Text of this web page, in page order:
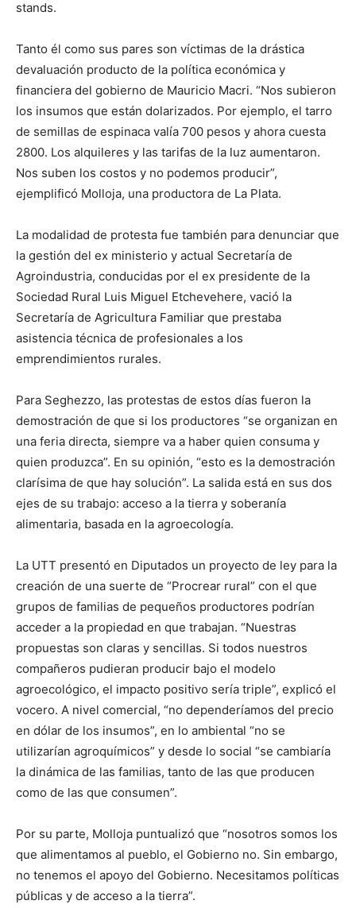
stands.
Tanto él como sus pares son víctimas de la drástica
devaluación producto de la política económica y
financiera del gobierno de Mauricio Macri. “Nos subieron
los insumos que están dolarizados. Por ejemplo, el tarro
de semillas de espinaca valía 700 pesos y ahora cuesta
2800. Los alquileres y las tarifas de la luz aumentaron.
Nos suben los costos y no podemos producir”,
ejemplificó Molloja, una productora de La Plata.
La modalidad de protesta fue también para denunciar que
la gestión del ex ministerio y actual Secretaría de
Agroindustria, conducidas por el ex presidente de la
Sociedad Rural Luis Miguel Etchevehere, vació la
Secretaría de Agricultura Familiar que prestaba
asistencia técnica de profesionales a los
emprendimientos rurales.
Para Seghezzo, las protestas de estos días fueron la
demostración de que si los productores “se organizan en
una feria directa, siempre va a haber quien consuma y
quien produzca”. En su opinión, “esto es la demostración
clarísima de que hay solución”. La salida está en sus dos
ejes de su trabajo: acceso a la tierra y soberanía
alimentaria, basada en la agroecología.
La UTT presentó en Diputados un proyecto de ley para la
creación de una suerte de “Procrear rural” con el que
grupos de familias de pequeños productores podrían
acceder a la propiedad en que trabajan. “Nuestras
propuestas son claras y sencillas. Si todos nuestros
compañeros pudieran producir bajo el modelo
agroecológico, el impacto positivo sería triple”, explicó el
vocero. A nivel comercial, “no dependeríamos del precio
en dólar de los insumos”, en lo ambiental “no se
utilizarían agroquímicos” y desde lo social “se cambiaría
la dinámica de las familias, tanto de las que producen
como de las que consumen”.
Por su parte, Molloja puntualizó que “nosotros somos los
que alimentamos al pueblo, el Gobierno no. Sin embargo,
no tenemos el apoyo del Gobierno. Necesitamos políticas
públicas y de acceso a la tierra”.